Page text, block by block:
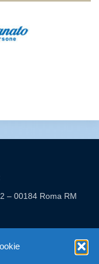
– 00184 Roma RM